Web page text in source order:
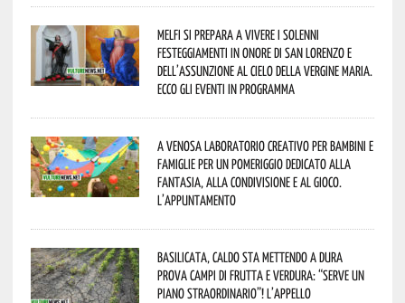
Melfi si prepara a vivere i solenni
festeggiamenti in onore di San Lorenzo e
dell’assunzione al cielo della Vergine Maria.
Ecco gli eventi in programma
A Venosa laboratorio creativo per bambini e
famiglie per un pomeriggio dedicato alla
fantasia, alla condivisione e al gioco.
L’appuntamento
Basilicata, caldo sta mettendo a dura
prova campi di frutta e verdura: “Serve un
piano straordinario”! L’appello